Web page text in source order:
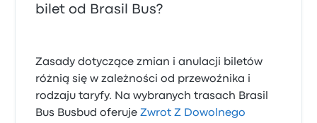
bilet od Brasil Bus?
Zasady dotyczące zmian i anulacji biletów
różnią się w zależności od przewoźnika i
rodzaju taryfy. Na wybranych trasach Brasil
Bus Busbud oferujeZwrot Z Dowolnego